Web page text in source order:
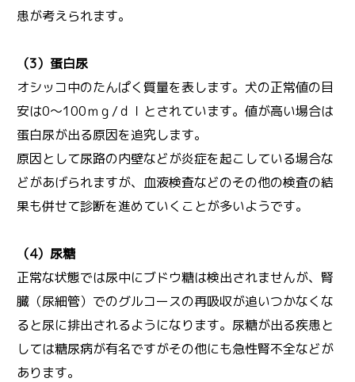
患が考えられます。
（3）蛋白尿
オシッコ中のたんぱく質量を表します。犬の正常値の目
安は0〜100ｍｇ/ｄｌとされています。値が高い場合は
蛋白尿が出る原因を追究します。
原因として尿路の内壁などが炎症を起こしている場合な
どがあげられますが、血液検査などのその他の検査の結
果も併せて診断を進めていくことが多いようです。
（4）尿糖
正常な状態では尿中にブドウ糖は検出されませんが、腎
臓（尿細管）でのグルコースの再吸収が追いつかなくな
ると尿に排出されるようになります。尿糖が出る疾患と
しては糖尿病が有名ですがその他にも急性腎不全などが
あります。